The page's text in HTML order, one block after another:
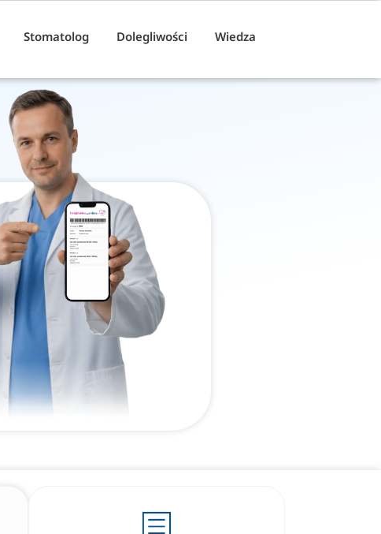
Stomatolog Dolegliwości Wiedza